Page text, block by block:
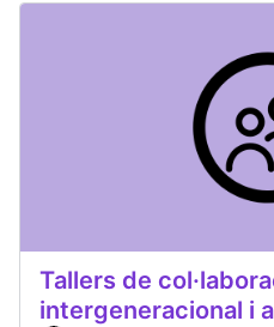
Tallers de
intergeneracional i